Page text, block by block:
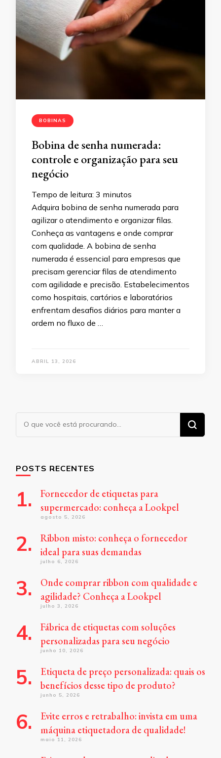
BOBINAS
Bobina de senha numerada:
controle e organização para seu
negócio
Tempo de leitura: 3 minutos
Adquira bobina de senha numerada para
agilizar o atendimento e organizar filas.
Conheça as vantagens e onde comprar
com qualidade. A bobina de senha
numerada é essencial para empresas que
precisam gerenciar filas de atendimento
com agilidade e precisão. Estabelecimentos
como hospitais, cartórios e laboratórios
enfrentam desafios diários para manter a
ordem no fluxo de …
ABRIL 13, 2026
Procurando
POSTS RECENTES
Fornecedor de etiquetas para
supermercado: conheça a Lookpel
agosto 5, 2026
Ribbon misto: conheça o fornecedor
ideal para suas demandas
julho 6, 2026
Onde comprar ribbon com qualidade e
agilidade? Conheça a Lookpel
julho 3, 2026
Fábrica de etiquetas com soluções
personalizadas para seu negócio
junho 10, 2026
Etiqueta de preço personalizada: quais os
benefícios desse tipo de produto?
junho 5, 2026
Evite erros e retrabalho: invista em uma
máquina etiquetadora de qualidade!
maio 11, 2026